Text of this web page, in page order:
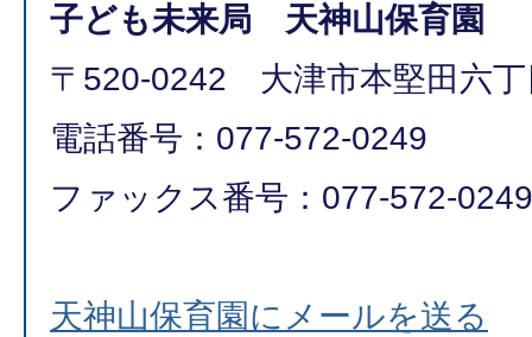
子ども未来局 天神山保育園
〒520-0242 大津市本堅田六丁
電話番号：077-572-0249
ファックス番号：077-572-0249
天神山保育園にメールを送る